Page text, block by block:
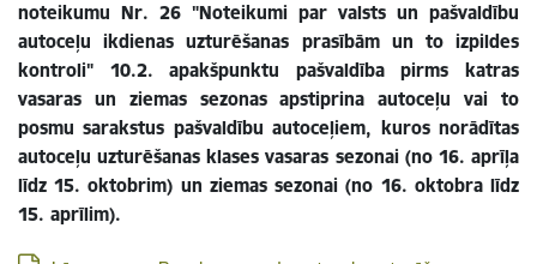
noteikumu Nr. 26 "Noteikumi par valsts un pašvaldību
autoceļu ikdienas uzturēšanas prasībām un to izpildes
kontroli" 10.2. apakšpunktu pašvaldība pirms katras
vasaras un ziemas sezonas apstiprina autoceļu vai to
posmu sarakstus pašvaldību autoceļiem, kuros norādītas
autoceļu uzturēšanas klases vasaras sezonai (no 16. aprīļa
līdz 15. oktobrim) un ziemas sezonai (no 16. oktobra līdz
15. aprīlim).